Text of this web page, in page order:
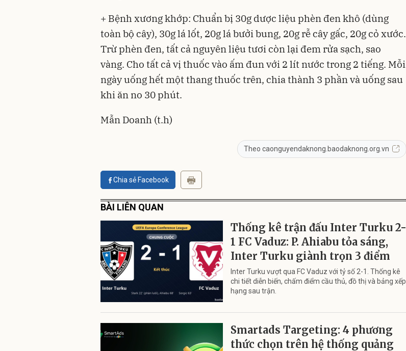
+ Bệnh xương khớp: Chuẩn bị 30g dược liệu phèn đen khô (dùng
toàn bộ cây), 30g lá lốt, 20g lá bưởi bung, 20g rễ cây gấc, 20g cỏ xước.
Trừ phèn đen, tất cả nguyên liệu tươi còn lại đem rửa sạch, sao
vàng. Cho tất cả vị thuốc vào ấm đun với 2 lít nước trong 2 tiếng. Mỗi
ngày uống hết một thang thuốc trên, chia thành 3 phần và uống sau
khi ăn no 30 phút.
Mẫn Doanh (t.h)
Theo caonguyendaknong.baodaknong.org.vn
Chia sẻ Facebook
BÀI LIÊN QUAN
Thống kê trận đấu Inter Turku 2-
1 FC Vaduz: P. Ahiabu tỏa sáng,
Inter Turku giành trọn 3 điểm
Inter Turku vượt qua FC Vaduz với tỷ số 2-1. Thống kê
chi tiết diễn biến, chấm điểm cầu thủ, đồ thị và bảng xếp
hạng sau trận.
Smartads Targeting: 4 phương
thức chọn trên hệ thống quảng